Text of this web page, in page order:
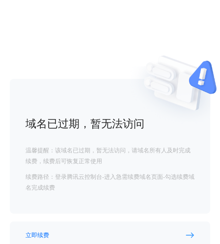
域名已过期，暂无法访问
温馨提醒：该域名已过期，暂无法访问，请域名所有人及时完成
续费，续费后可恢复正常使用
续费路径：登录腾讯云控制台-进入急需续费域名页面-勾选续费域
名完成续费
立即续费